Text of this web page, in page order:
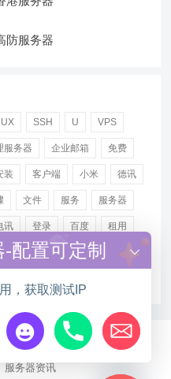
防服务器
SSH U VPS
服务器 企业邮箱 免费
装 客户端 小米 德讯
文件 服务 服务器
讯 登录 百度 租用
证书 配置 阿里
站群多IP服务器
海外云服务器
服务器资讯
Hide chaty
配置可定制
，获取测试IP